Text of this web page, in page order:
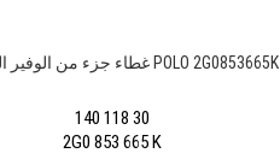
غطاء جزء من الوفير اليسار 21 POLO 2G0853665K
140 118 30
2G0 853 665 K